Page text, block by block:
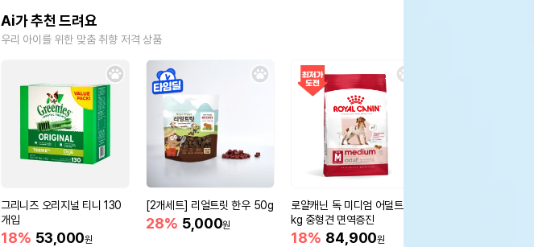
Ai가 추천 드려요
우리 아이를 위한 맞춤 취향 저격 상품
그리니즈 오리지널 티니 130
개입
18% 53,000원
[2개세트] 리얼트릿 한우 50g
28% 5,000원
로얄캐닌 독 미디엄 어덜트 10
kg 중형견 면역증진
18% 84,900원